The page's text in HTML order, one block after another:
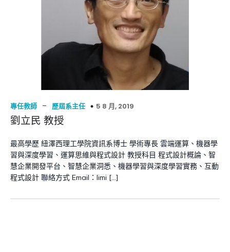
專任教師 – 歷屆系主任 5 8 月, 2019
劉立民 教授
最高學歷 紐澤西理工學院資訊系博士 學術專長 雲端運算、機器學
習與深度學習、運算思維與程式設計 教授科目 程式設計概論、智
慧企業開發平台、智慧企業洞悉、機器學習與深度學習實務、互動
程式設計 聯絡方式 Email：limi […]